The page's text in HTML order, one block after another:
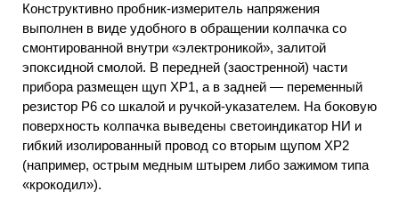
Конструктивно пробник-измеритель напряжения
выполнен в виде удобного в обращении колпачка со
смонтированной внутри «электроникой», залитой
эпоксидной смолой. В передней (заостренной) части
прибора размещен щуп ХР1, а в задней — переменный
резистор Р6 со шкалой и ручкой-указателем. На боковую
поверхность колпачка выведены светоиндикатор НИ и
гибкий изолированный провод со вторым щупом ХР2
(например, острым медным штырем либо зажимом типа
«крокодил»).